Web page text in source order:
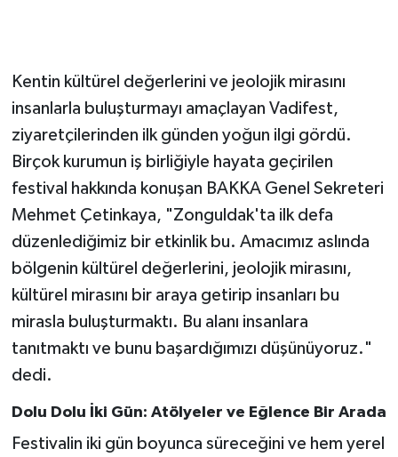
Kentin kültürel değerlerini ve jeolojik mirasını
insanlarla buluşturmayı amaçlayan Vadifest,
ziyaretçilerinden ilk günden yoğun ilgi gördü.
Birçok kurumun iş birliğiyle hayata geçirilen
festival hakkında konuşan BAKKA Genel Sekreteri
Mehmet Çetinkaya, "Zonguldak'ta ilk defa
düzenlediğimiz bir etkinlik bu. Amacımız aslında
bölgenin kültürel değerlerini, jeolojik mirasını,
kültürel mirasını bir araya getirip insanları bu
mirasla buluşturmaktı. Bu alanı insanlara
tanıtmaktı ve bunu başardığımızı düşünüyoruz."
dedi.
Dolu Dolu İki Gün: Atölyeler ve Eğlence Bir Arada
Festivalin iki gün boyunca süreceğini ve hem yerel
Gökçebey
GÜNDEM
İş ilanı
Kilimli
MAGAZİN
Politika
Resmi İlan